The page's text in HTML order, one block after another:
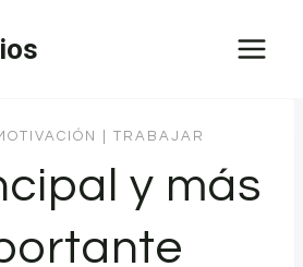
TRABAJAR
y más